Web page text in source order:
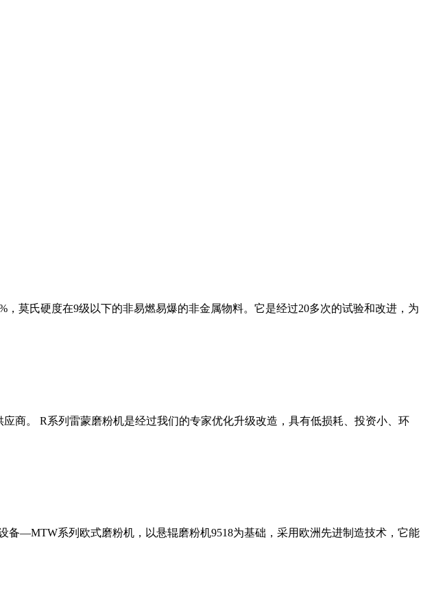
莫氏硬度在9级以下的非易燃易爆的非金属物料。它是经过20多次的试验和改进，为
商。 R系列雷蒙磨粉机是经过我们的专家优化升级改造，具有低损耗、投资小、环
—MTW系列欧式磨粉机，以悬辊磨粉机9518为基础，采用欧洲先进制造技术，它能